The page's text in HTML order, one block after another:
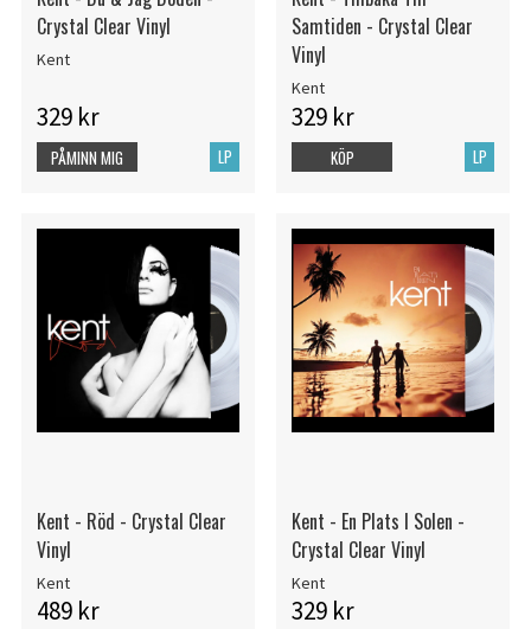
Crystal Clear Vinyl
Kent
329 kr
LP
PÅMINN MIG
Samtiden - Crystal Clear
Vinyl
Kent
329 kr
LP
KÖP
Kent - Röd - Crystal Clear
Vinyl
Kent
489 kr
Kent - En Plats I Solen -
Crystal Clear Vinyl
Kent
329 kr